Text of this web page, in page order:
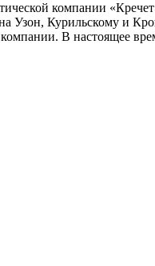
компании
Узон, Курильскому и
В настоящее